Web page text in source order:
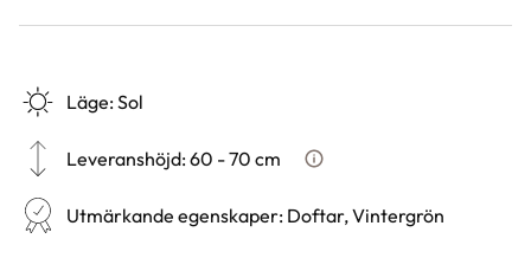
Läge:Sol
Leveranshöjd:60 - 70 cm Hur vi mäter leveranshöjd på
Utmärkande egenskaper: Doftar, Vintergrön